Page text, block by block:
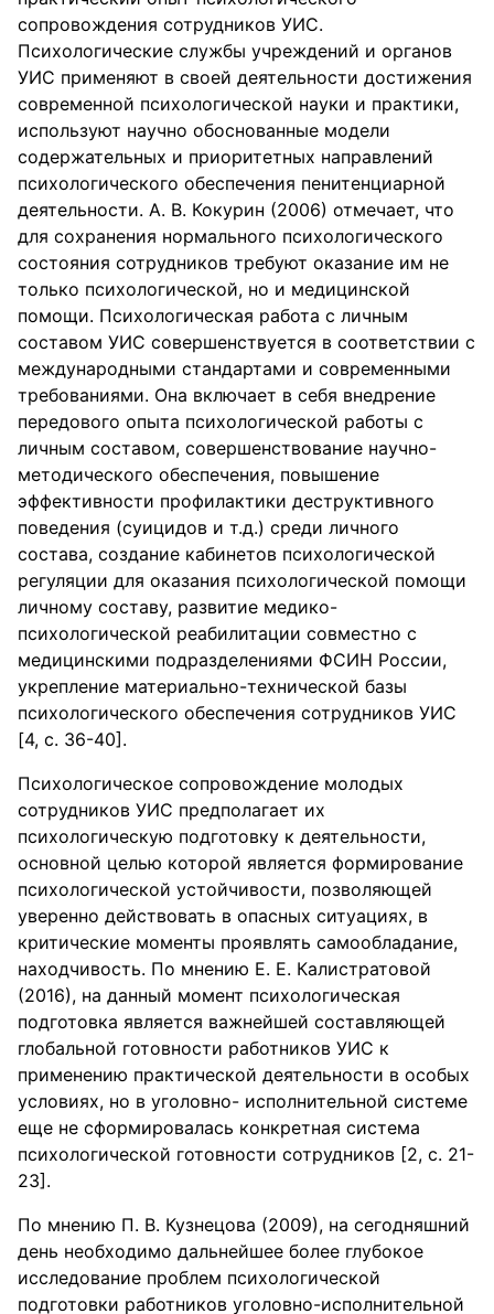
сопровождения сотрудников УИС.
Психологические службы учреждений и органов
УИС применяют в своей деятельности достижения
современной психологической науки и практики,
используют научно обоснованные модели
содержательных и приоритетных направлений
психологического обеспечения пенитенциарной
деятельности. А. В. Кокурин (2006) отмечает, что
для сохранения нормального психологического
состояния сотрудников требуют оказание им не
только психологической, но и медицинской
помощи. Психологическая работа с личным
составом УИС совершенствуется в соответствии с
международными стандартами и современными
требованиями. Она включает в себя внедрение
передового опыта психологической работы с
личным составом, совершенствование научно-
методического обеспечения, повышение
эффективности профилактики деструктивного
поведения (суицидов и т.д.) среди личного
состава, создание кабинетов психологической
регуляции для оказания психологической помощи
личному составу, развитие медико-
психологической реабилитации совместно с
медицинскими подразделениями ФСИН России,
укрепление материально-технической базы
психологического обеспечения сотрудников УИС
[4, с. 36-40].
Психологическое сопровождение молодых
сотрудников УИС предполагает их
психологическую подготовку к деятельности,
основной целью которой является формирование
психологической устойчивости, позволяющей
уверенно действовать в опасных ситуациях, в
критические моменты проявлять самообладание,
находчивость. По мнению Е. Е. Калистратовой
(2016), на данный момент психологическая
подготовка является важнейшей составляющей
глобальной готовности работников УИС к
применению практической деятельности в особых
условиях, но в уголовно- исполнительной системе
еще не сформировалась конкретная система
психологической готовности сотрудников [2, с. 21-
23].
По мнению П. В. Кузнецова (2009), на сегодняшний
день необходимо дальнейшее более глубокое
исследование проблем психологической
подготовки работников уголовно-исполнительной